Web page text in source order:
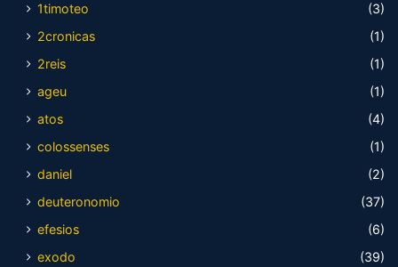
1timoteo
(3)
2cronicas
(1)
2reis
(1)
ageu
(1)
atos
(4)
colossenses
(1)
daniel
(2)
deuteronomio
(37)
efesios
(6)
exodo
(39)